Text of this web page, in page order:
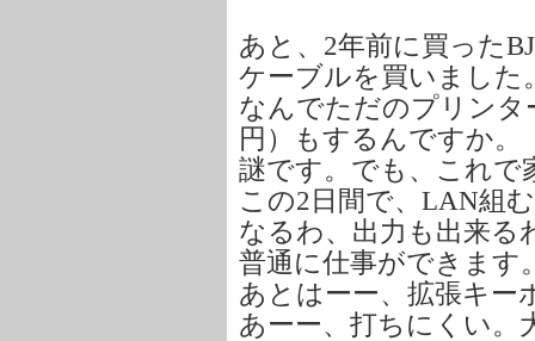
あと、2年前に買った
ケーブルを買いました
なんでただのプリンタ
円）もするんですか。
謎です。でも、これで
この2日間で、LAN組
なるわ、出力も出来る
普通に仕事ができます
あとはーー、拡張キー
あーー、打ちにくい。